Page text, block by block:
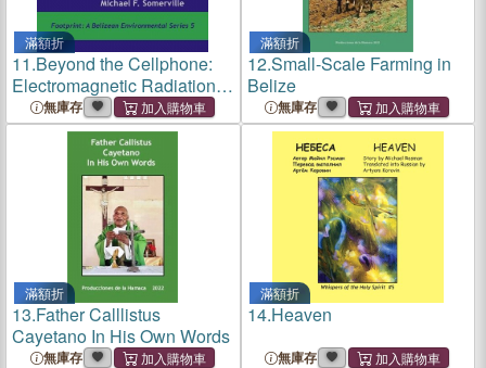
滿額折
11.Beyond the Cellphone:
Electromagnetic Radiation
and the Invisible Threat
無庫存
滿額折
12.Small-Scale Farming in
Belize
無庫存
滿額折
13.Father Calllistus
Cayetano In His Own Words
無庫存
滿額折
14.Heaven
無庫存